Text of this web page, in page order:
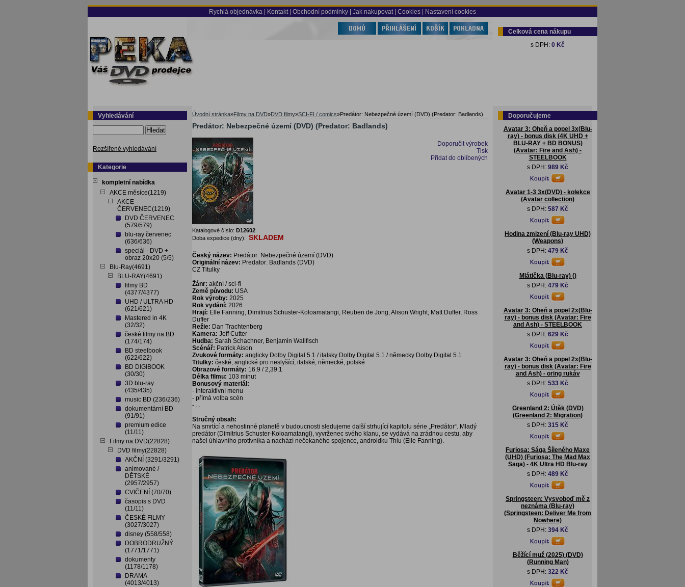
Rychlá objednávka Kontakt Obchodní podmínky Jak nakupovat | Cookies | Nastavení cookies
Celková cena nákupu
s DPH: 0 Kč
Vyhledávání
Hledat
Rozšířené vyhledávání
Kategorie
kompletní nabídka
AKCE měsíce(1219)
AKCE
ČERVENEC(1219)
DVD ČERVENEC
(579/579)
blu-ray červenec
(636/636)
speciál - DVD +
obraz 20x20 (5/5)
Blu-Ray(4691)
BLU-RAY(4691)
filmy BD
(4377/4377)
UHD / ULTRA HD
(621/621)
Mastered in 4K
(32/32)
české filmy na BD
(174/174)
BD steelbook
(622/622)
BD DIGIBOOK
(30/30)
3D blu-ray
(435/435)
music BD (236/236)
dokumentární BD
(91/91)
premium edice
(11/11)
Filmy na DVD(22828)
DVD filmy(22828)
AKČNÍ (3291/3291)
animované /
DĚTSKÉ
(2957/2957)
CVIČENÍ (70/70)
časopis s DVD
(11/11)
ČESKÉ FILMY
(3027/3027)
disney (558/558)
DOBRODRUŽNÝ
(1771/1771)
dokumenty
(1178/1178)
DRAMA
(4013/4013)
Úvodní stránka»Filmy na DVD»DVD filmy»SCI-FI / comics»Predátor: Nebezpečné území (DVD) (Predator: Badlands)
Predátor: Nebezpečné území (DVD) (Predator: Badlands)
Doporučit výrobek
Tisk
Přidat do oblíbených
Katalogové číslo: D12602
Doba expedice (dny): SKLADEM
Český název: Predátor: Nebezpečné území (DVD)
Originální název: Predator: Badlands (DVD)
CZ Titulky
Žánr: akční / sci-fi
Země původu: USA
Rok výroby: 2025
Rok vydání: 2026
Hrají: Elle Fanning, Dimitrius Schuster-Koloamatangi, Reuben de Jong, Alison Wright, Matt Duffer, Ross
Duffer
Režie: Dan Trachtenberg
Kamera: Jeff Cutter
Hudba: Sarah Schachner, Benjamin Wallfisch
Scénář: Patrick Aison
Zvukové formáty: anglicky Dolby Digital 5.1 / italsky Dolby Digital 5.1 / německy Dolby Digital 5.1
Titulky: české, anglické pro neslyšící, italské, německé, polské
Obrazové formáty: 16:9 / 2,39:1
Délka filmu: 103 minut
Bonusový materiál:
- interaktivní menu
- přímá volba scén
- ...
Stručný obsah:
Na smrtící a nehostinné planetě v budoucnosti sledujeme další strhující kapitolu série „Predátor“. Mladý
predátor (Dimitrius Schuster-Koloamatangi), vyvrženec svého klanu, se vydává na zrádnou cestu, aby
našel úhlavního protivníka a nachází nečekaného spojence, androidku Thiu (Elle Fanning).
Doporučujeme
Avatar 3: Oheň a popel 3x(Blu-
ray) - bonus disk (4K UHD +
BLU-RAY + BD BONUS)
(Avatar: Fire and Ash) -
STEELBOOK
s DPH: 989 Kč
Avatar 1-3 3x(DVD) - kolekce
(Avatar collection)
s DPH: 587 Kč
Hodina zmizení (Blu-ray UHD)
(Weapons)
s DPH: 479 Kč
Mlátička (Blu-ray) ()
s DPH: 479 Kč
Avatar 3: Oheň a popel 2x(Blu-
ray) - bonus disk (Avatar: Fire
and Ash) - STEELBOOK
s DPH: 629 Kč
Avatar 3: Oheň a popel 2x(Blu-
ray) - bonus disk (Avatar: Fire
and Ash) - oring rukáv
s DPH: 533 Kč
Greenland 2: Útěk (DVD)
(Greenland 2: Migration)
s DPH: 315 Kč
Furiosa: Sága Šíleného Maxe
(UHD) (Furiosa: The Mad Max
Saga) - 4K Ultra HD Blu-ray
s DPH: 489 Kč
Springsteen: Vysvoboď mě z
neznáma (Blu-ray)
(Springsteen: Deliver Me from
Nowhere)
s DPH: 394 Kč
Běžící muž (2025) (DVD)
(Running Man)
s DPH: 322 Kč